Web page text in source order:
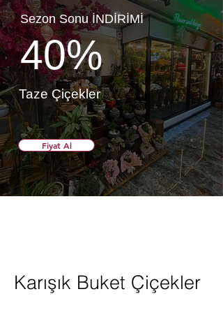
Sezon Sonu İNDİRİMİ
40%
Taze Çiçekler
Fiyat Al
Karışık Buket Çiçekler